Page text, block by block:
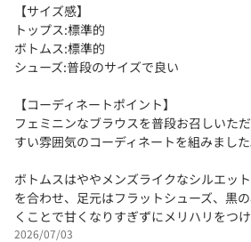
【サイズ感】
トップス:標準的
ボトムス:標準的
シューズ:普段のサイズで良い
【コーディネートポイント】
フェミニンなブラウスを普段お召しいた
すい雰囲気のコーディネートを組みました
ボトムスはややメンズライクなシルエッ
を合わせ、足元はフラットシューズ、黒
くことで甘くなりすぎずにメリハリをつけ
2026/07/03